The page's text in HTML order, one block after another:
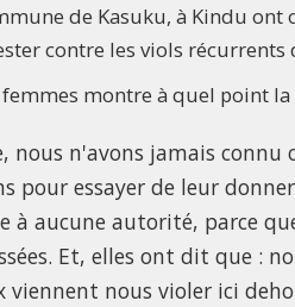
de Kasuku, à Kindu ont
contre les viols récurrents
femmes montre à quel point
n'avons jamais connu
pour essayer de leur
à aucune autorité, parce
Et, elles ont dit que :
nous violer ici